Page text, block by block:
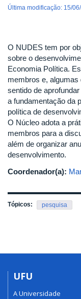
Última modificação: 15/
O NUDES tem por
sobre o
Economia Política.
membros e,
sentido de
a fundamentação da
política de
O Núcleo adota a
membros para a
além de organizar
desenvolvimento.
Coordenador(a):
Tópicos: pesquisa
UFU
A Universidade